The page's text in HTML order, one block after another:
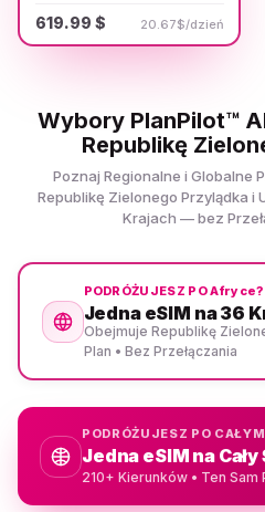
619.99 $ 20.67$/dzień
Wybory PlanPilot™
Republikę
Poznaj Regionalne i Globalne
Republikę Zielonego Przylądka i
Krajach — bez
PODRÓŻUJESZ PO Afryce?
Jedna eSIM na 36
Obejmuje Republikę
Plan • Bez Przełączania
PODRÓŻUJESZ PO
Jedna eSIM na
210+ Kierunków • Ten Sam